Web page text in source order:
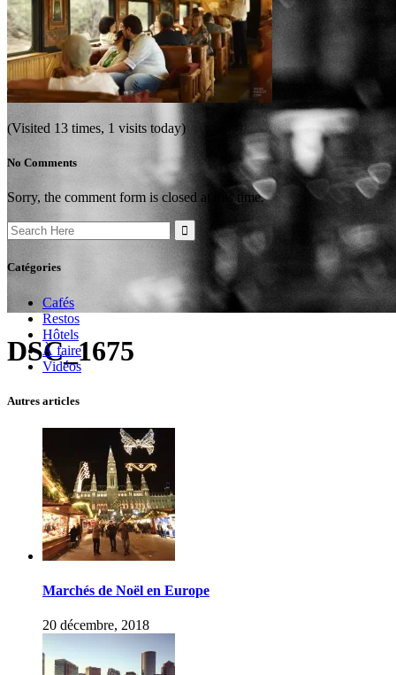
DSC_1675
(Visited 13 times, 1 visits today)
No Comments
Sorry, the comment form is closed at this time.
Search
for:
Catégories
Cafés
Restos
Hôtels
À faire
Vidéos
Autres articles
Marchés de Noël en Europe
20 décembre, 2018